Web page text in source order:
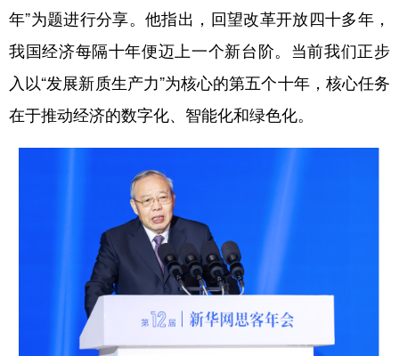
年”为题进行分享。他指出，回望改革开放四十多年，
我国经济每隔十年便迈上一个新台阶。当前我们正步
入以“发展新质生产力”为核心的第五个十年，核心任务
在于推动经济的数字化、智能化和绿色化。